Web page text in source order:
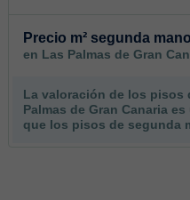
Precio m² segunda mano
en Las Palmas de Gran
La valoración de los pisos
Palmas de Gran Canaria es
que los pisos de segunda